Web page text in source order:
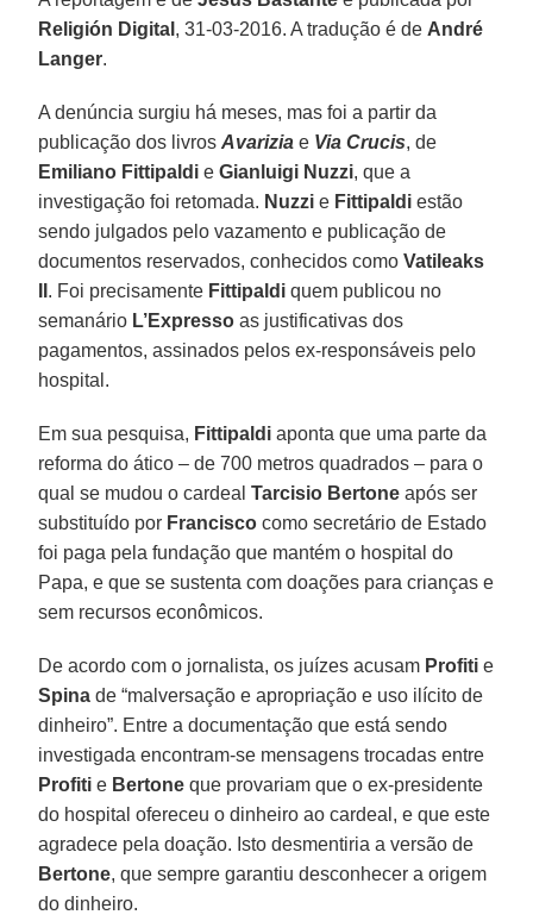
Religión Digital , 31-03-2016. A tradução é de André
Langer.
A denúncia surgiu há meses, mas foi a partir da
publicação dos livrosAvarizia e Via Crucis, de
Emiliano Fittipaldi eGianluigi Nuzzi, que a
investigação foi retomada. Nuzzi e Fittipaldi estão
sendo julgados pelo vazamento e publicação de
documentos reservados, conhecidos comoVatileaks
. Foi precisamente Fittipaldi quem publicou no
semanário L’Expresso as justificativas dos
pagamentos, assinados pelos ex-responsáveis pelo
hospital.
Em sua pesquisa, Fittipaldi aponta que uma parte da
reforma do ático – de 700 metros quadrados – para o
qual se mudou o cardealTarcisio Bertone após ser
substituído por Francisco como secretário de Estado
foi paga pela fundação que mantém o hospital do
Papa, e que se sustenta com doações para crianças e
sem recursos econômicos.
De acordo com o jornalista, os juízes acusam Profiti e
Spina de “malversação e apropriação e uso ilícito de
dinheiro”. Entre a documentação que está sendo
investigada encontram-se mensagens trocadas entre
Profiti e Bertone que provariam que o ex-presidente
do hospital ofereceu o dinheiro ao cardeal, e que este
agradece pela doação. Isto desmentiria a versão de
Bertone, que sempre garantiu desconhecer a origem
do dinheiro.